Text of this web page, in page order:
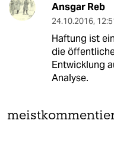
Ansgar Reb
24.10.2016,
Haftung ist
die
Entwicklung
Analyse.